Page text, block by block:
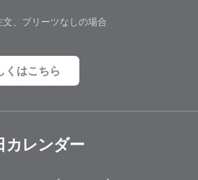
、プリーツなしの場合
くはこちら
カレンダー